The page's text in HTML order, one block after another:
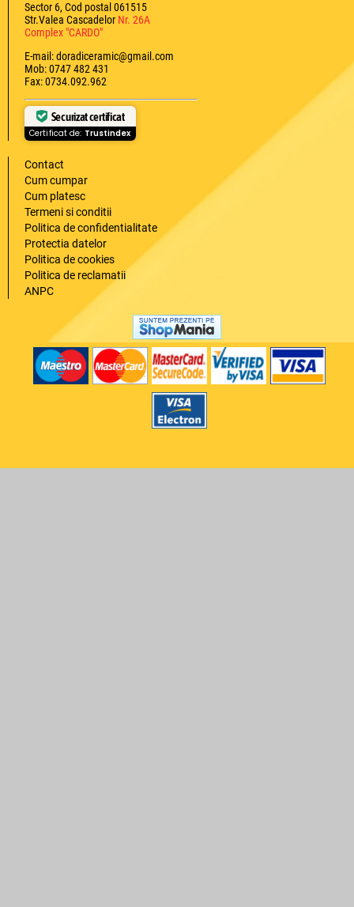
Sector 6, Cod postal 061515
Str.Valea Cascadelor Nr. 26A
Complex "CARDO"
E-mail: doradiceramic@gmail.com
Mob: 0747 482 431
Fax: 0734.092.962
Securizat certificat
Certificat de: Trustindex
Contact
Cum cumpar
Cum platesc
Termeni si conditii
Politica de confidentialitate
Protectia datelor
Politica de cookies
Politica de reclamatii
ANPC